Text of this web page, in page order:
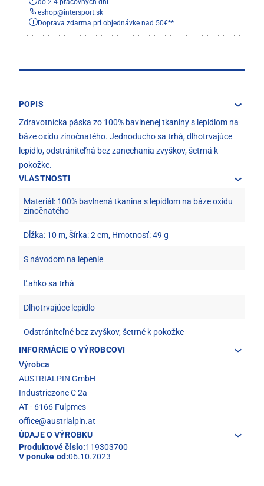
do 2-4 pracovných dní
eshop@intersport.sk
Doprava zdarma pri objednávke nad 50€**
POPIS
Zdravotnícka páska zo 100% bavlnenej tkaniny s lepidlom na
báze oxidu zinočnatého. Jednoducho sa trhá, dlhotrvajúce
lepidlo, odstrániteľná bez zanechania zvyškov, šetrná k
pokožke.
VLASTNOSTI
Materiál: 100% bavlnená tkanina s lepidlom na báze oxidu
zinočnatého
Dĺžka: 10 m, Šírka: 2 cm, Hmotnosť: 49 g
S návodom na lepenie
Ľahko sa trhá
Dlhotrvajúce lepidlo
Odstrániteľné bez zvyškov, šetrné k pokožke
INFORMÁCIE O VÝROBCOVI
Výrobca
AUSTRIALPIN GmbH
Industriezone C 2a
AT - 6166 Fulpmes
office@austrialpin.at
ÚDAJE O VÝROBKU
Produktové číslo:119303700
V ponuke od:06.10.2023